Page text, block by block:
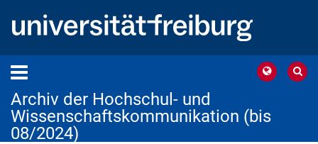
Archiv der Hochschul- und
Wissenschaftskommunikation (bis
08/2024)